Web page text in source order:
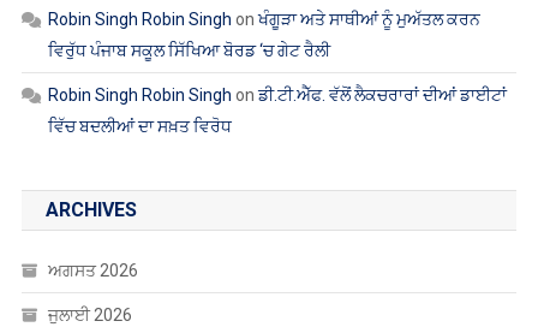
Robin Singh Robin Singh onਖੰਗੂੜਾ ਅਤੇ ਸਾਥੀਆਂ ਨੂੰ ਮੁਅੱਤਲ ਕਰਨ
ਵਿਰੁੱਧ ਪੰਜਾਬ ਸਕੂਲ ਸਿੱਖਿਆ ਬੋਰਡ ‘ਚ ਗੇਟ ਰੈਲੀ
Robin Singh Robin Singh onਡੀ.ਟੀ.ਐੱਫ. ਵੱਲੋਂ ਲੈਕਚਰਾਰਾਂ ਦੀਆਂ ਡਾਈਟਾਂ
ਵਿੱਚ ਬਦਲੀਆਂ ਦਾ ਸਖ਼ਤ ਵਿਰੋਧ
ARCHIVES
ਅਗਸਤ 2026
ਜੁਲਾਈ 2026